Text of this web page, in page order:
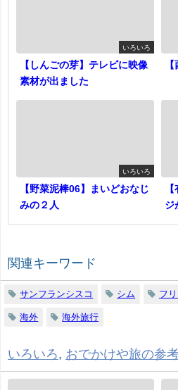
いろいろ
【しんごの芽】テレビに映像
素材が出ました
いろいろ
【野菜泥棒06】まいどおなじ
みの２人
ジ
関連キーワード
サンフランシスコ シム フ
海外 海外旅行
いろいろ, おでかけや旅の参